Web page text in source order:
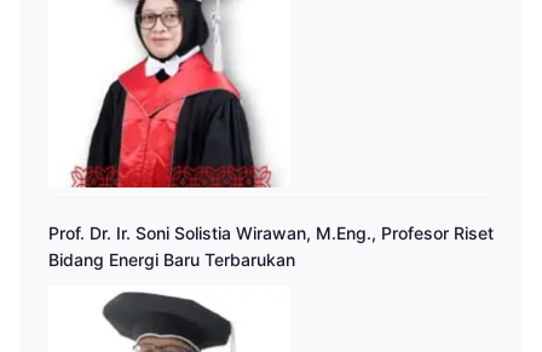
Prof. Dr. Ir. Soni Solistia Wirawan, M.Eng., Profesor Riset
Bidang Energi Baru Terbarukan